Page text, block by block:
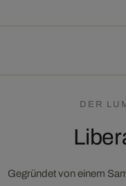
DER
Gegründet von einem